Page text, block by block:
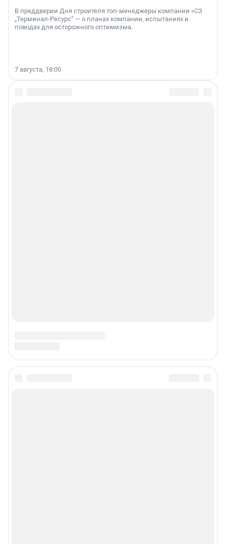
В преддверии Дня строителя топ-менеджеры компании «СЗ
„Терминал-Ресурс“ — о планах компании, испытаниях и
поводах для осторожного оптимизма.
7 августа, 18:00